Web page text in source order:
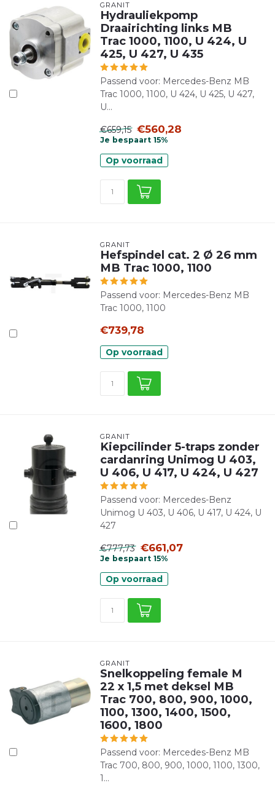
GRANIT
Hydrauliekpomp
Draairichting links MB
Trac 1000, 1100, U 424, U
425, U 427, U 435
Passend voor: Mercedes-Benz MB
Trac 1000, 1100, U 424, U 425, U 427,
U...
€659,15 €560,28
Je bespaart 15%
Op voorraad
GRANIT
Hefspindel cat. 2 Ø 26 mm
MB Trac 1000, 1100
Passend voor: Mercedes-Benz MB
Trac 1000, 1100
€739,78
Op voorraad
GRANIT
Kiepcilinder 5-traps zonder
cardanring Unimog U 403,
U 406, U 417, U 424, U 427
Passend voor: Mercedes-Benz
Unimog U 403, U 406, U 417, U 424, U
427
€777,73 €661,07
Je bespaart 15%
Op voorraad
GRANIT
Snelkoppeling female M
22 x 1,5 met deksel MB
Trac 700, 800, 900, 1000,
1100, 1300, 1400, 1500,
1600, 1800
Passend voor: Mercedes-Benz MB
Trac 700, 800, 900, 1000, 1100, 1300,
1...